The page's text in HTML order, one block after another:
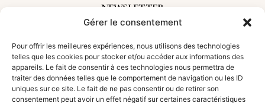
Gérer le consentement
Pour offrir les meilleures expériences, nous utilisons des technologies
telles que les cookies pour stocker et/ou accéder aux informations des
appareils. Le fait de consentir à ces technologies nous permettra de
traiter des données telles que le comportement de navigation ou les ID
uniques sur ce site. Le fait de ne pas consentir ou de retirer son
consentement peut avoir un effet négatif sur certaines caractéristiques
NEWSLETTER
Inscrivez-vous à notre newsletter pour suivre nos aventures et découvrir les
S'incrire !